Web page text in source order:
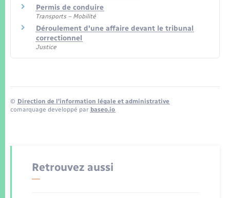
Permis de conduire
Transports – Mobilité
Déroulement d'une affaire devant le tribunal
correctionnel
Justice
© Direction de l’information légale et administrative
comarquage developpé par baseo.io
Retrouvez aussi